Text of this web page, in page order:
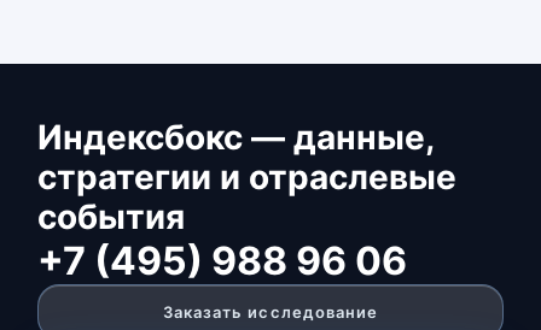
Индексбокс — данные,
стратегии и отраслевые
события
+7 (495) 988 96 06
Заказать исследование